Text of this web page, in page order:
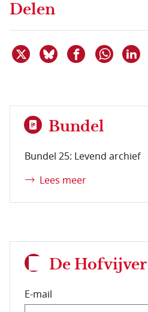
Delen
Deel dit item op X
Deel dit item op
Deel dit
Delen via
Bundel
Bundel 25: Levend archief
Lees meer
De Hofvijver
E-mail